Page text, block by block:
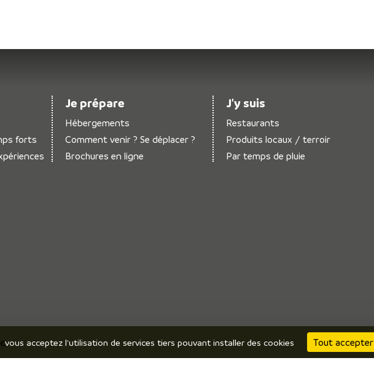
forts
Je prépare
Hébergements
Comment venir ? Se déplacer ?
Brochures en ligne
J’y suis
Restaurants
Produits locaux / terroir
Par temps de pluie
vous acceptez l'utilisation de services tiers pouvant installer des cookies Tout accepter